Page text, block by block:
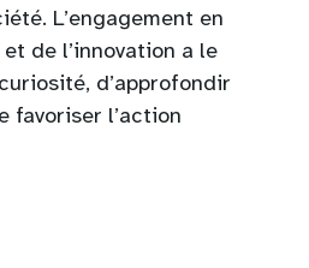
L’engagement en
de l’innovation a le
d’approfondir
favoriser l’action